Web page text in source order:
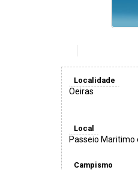
Localidade
Oeiras
Local
Passeio Maritimo
Campismo